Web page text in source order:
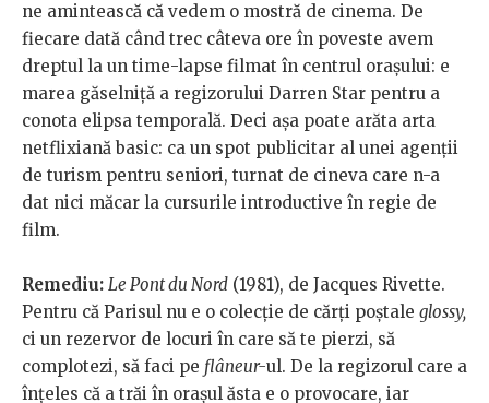
ne amintească că vedem o mostră de cinema. De
fiecare dată când trec câteva ore în poveste avem
dreptul la un time-lapse filmat în centrul orașului: e
marea găselniță a regizorului Darren Star pentru a
conota elipsa temporală. Deci așa poate arăta arta
netflixiană basic: ca un spot publicitar al unei agenții
de turism pentru seniori, turnat de cineva care n-a
dat nici măcar la cursurile introductive în regie de
film.
Remediu: Le Pont du Nord (1981), de Jacques Rivette.
Pentru că Parisul nu e o colecție de cărți poștale glossy,
ci un rezervor de locuri în care să te pierzi, să
complotezi, să faci pe flâneur-ul. De la regizorul care a
înțeles că a trăi în orașul ăsta e o provocare, iar